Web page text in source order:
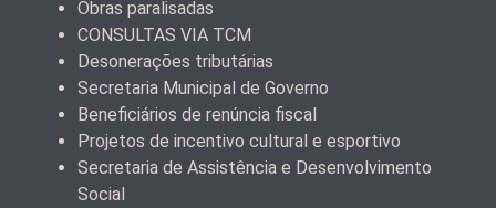
Obras paralisadas
CONSULTAS VIA TCM
Desonerações tributárias
Secretaria Municipal de Governo
Beneficiários de renúncia fiscal
Projetos de incentivo cultural e esportivo
Secretaria de Assistência e Desenvolvimento
Social